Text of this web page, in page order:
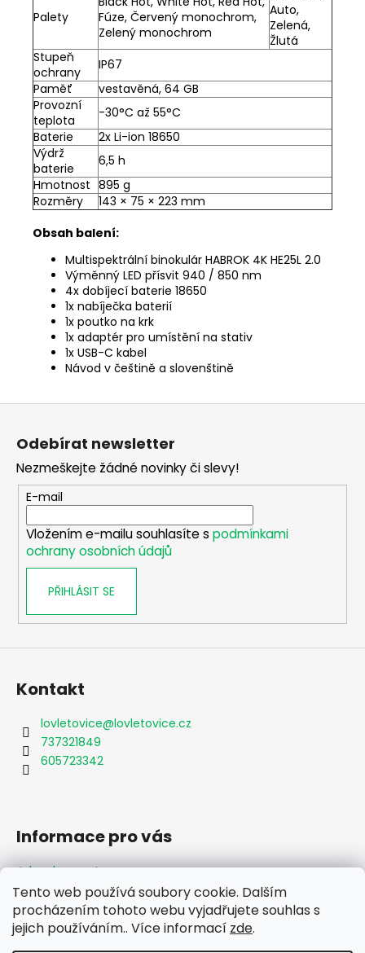
Tento web používá soubory cookie. Dalším
procházením tohoto webu vyjadřujete souhlas s
jejich používáním.. Více informací zde.
Palety
Fúze, Červený monochrom,
Zelený monochrom
Auto,
Zelená,
Žlutá
Stupeň
ochrany
IP67
Paměť
vestavěná, 64 GB
Provozní
teplota
-30°C až 55°C
Baterie
2x Li-ion 18650
Výdrž
baterie
6,5 h
Hmotnost 895 g
Rozměry
143 × 75 × 223 mm
Obsah balení:
Multispektrální binokulár HABROK 4K HE25L 2.0
Výměnný LED přísvit 940 / 850 nm
4x dobíjecí baterie 18650
1x nabíječka baterií
1x poutko na krk
1x adaptér pro umístění na stativ
1x USB-C kabel
Návod v češtině a slovenštině
Z
Odebírat newsletter
Nezmeškejte žádné novinky či slevy!
E-mail
Vložením e-mailu souhlasíte s podmínkami
ochrany osobních údajů
PŘIHLÁSIT SE
Kontakt
lovletovice@lovletovice.cz
737321849
605723342
Informace pro vás
Jak nakupovat
Obchodní podmínky
Podmínky ochrany osobních údajů
Formulář odstoupení od smlouvy